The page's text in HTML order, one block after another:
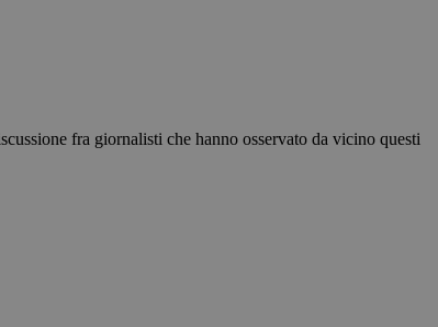
fra giornalisti che hanno osservato da vicino questi